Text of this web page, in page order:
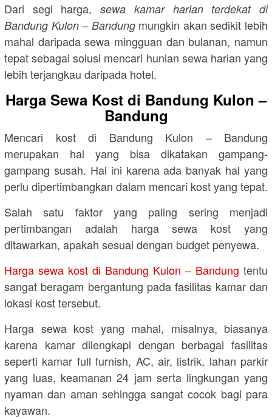
Dari segi harga,sewa kamar harian terdekat di
Bandung Kulon – Bandungmungkin akan sedikit lebih
mahal daripada sewa mingguan dan bulanan, namun
tepat sebagai solusi mencari hunian sewa harian yang
lebih terjangkau daripada hotel.
Harga Sewa Kost di Bandung Kulon –
Bandung
Mencari kost di Bandung Kulon – Bandung
merupakan hal yang bisa dikatakan gampang-
gampang susah. Hal ini karena ada banyak hal yang
perlu dipertimbangkan dalam mencari kost yang tepat.
Salah satu faktor yang paling sering menjadi
pertimbangan adalah harga sewa kost yang
ditawarkan, apakah sesuai dengan budget penyewa.
Harga sewa kost di Bandung Kulon – Bandung tentu
sangat beragam bergantung pada fasilitas kamar dan
lokasi kost tersebut.
Harga sewa kost yang mahal, misalnya, biasanya
karena kamar dilengkapi dengan berbagai fasilitas
seperti kamar full furnish, AC, air, listrik, lahan parkir
yang luas, keamanan 24 jam serta lingkungan yang
nyaman dan aman sehingga sangat cocok bagi para
kayawan.